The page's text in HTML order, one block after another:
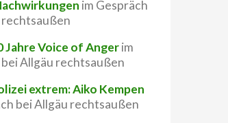
im Gespräch
rechtsaußen
Jahre Voice of Angerim
Allgäu rechtsaußen
extrem: Aiko Kempen
bei Allgäu rechtsaußen